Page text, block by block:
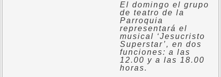
El domingo el grupo
de teatro de la
Parroquia
representará el
musical ‘Jesucristo
Superstar’, en dos
funciones: a las
12.00 y a las 18.00
horas.